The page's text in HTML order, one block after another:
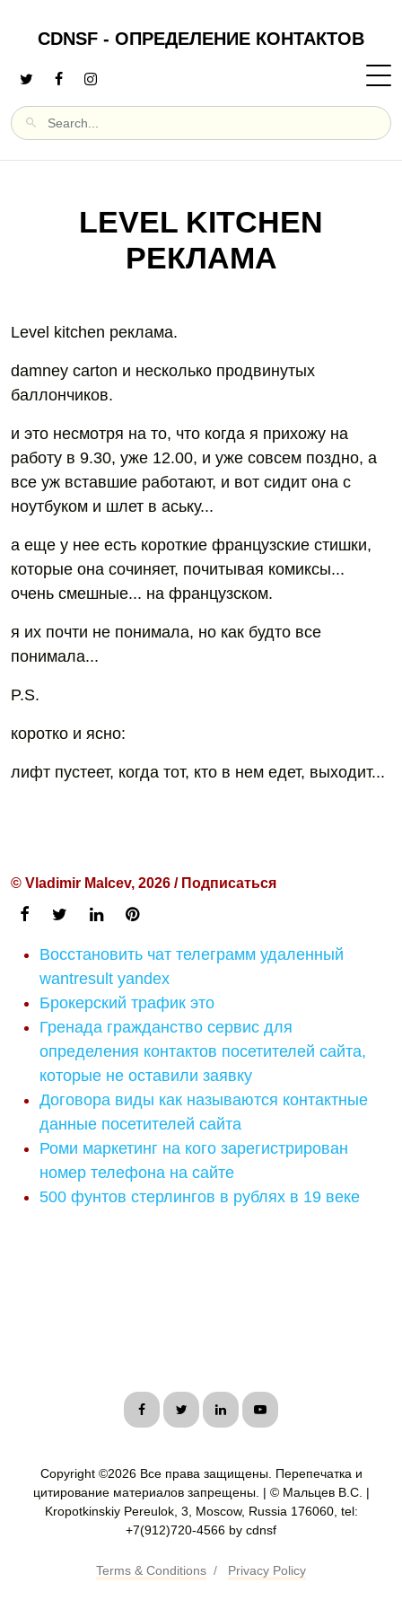
CDNSF - ОПРЕДЕЛЕНИЕ КОНТАКТОВ
LEVEL KITCHEN
РЕКЛАМА
Level kitchen реклама.
damney carton и несколько продвинутых
баллончиков.
и это несмотря на то, что когда я прихожу на
работу в 9.30, уже 12.00, и уже совсем поздно, а
все уж вставшие работают, и вот сидит она с
ноутбуком и шлет в аську...
а еще у нее есть короткие французские стишки,
которые она сочиняет, почитывая комиксы...
очень смешные... на французском.
я их почти не понимала, но как будто все
понимала...
P.S.
коротко и ясно:
лифт пустеет, когда тот, кто в нем едет, выходит...
© Vladimir Malcev, 2026 / Подписаться
Восстановить чат телеграмм удаленный
wantresult yandex
Брокерский трафик это
Гренада гражданство сервис для
определения контактов посетителей сайта,
которые не оставили заявку
Договора виды как называются контактные
данные посетителей сайта
Роми маркетинг на кого зарегистрирован
номер телефона на сайте
500 фунтов стерлингов в рублях в 19 веке
Copyright ©2026 Все права защищены. Перепечатка и
цитирование материалов запрещены. | © Мальцев В.С. |
Kropotkinskiy Pereulok, 3, Moscow, Russia 176060, tel:
+7(912)720-4566 by cdnsf
Terms & Conditions / Privacy Policy